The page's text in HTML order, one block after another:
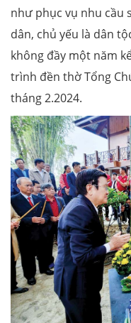
như phục vụ nhu cầu
dân, chủ yếu là dân
không đầy một năm
trình đền thờ Tổng
tháng 2.2024.